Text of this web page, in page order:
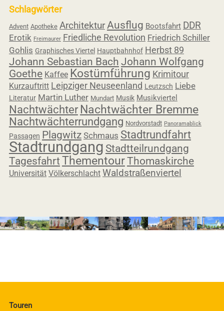
Schlagwörter
Advent Apotheke ArchitekturAusflug Bootsfahrt DDR
Erotik Freimaurer Friedliche Revolution Friedrich Schiller
Gohlis Graphisches Viertel Hauptbahnhof Herbst 89
Johann Sebastian Bach Johann Wolfgang
Goethe Kaffee Kostümführung Krimitour
Kurzauftritt Leipziger Neuseenland Leutzsch Liebe
Literatur Martin Luther Mundart Musik Musikviertel
Nachtwächter Nachtwächter Bremme
Nachtwächterrundgang Nordvorstadt Panoramablick
Passagen Plagwitz Schmaus Stadtrundfahrt
Stadtrundgang Stadtteilrundgang
Tagesfahrt ThementourThomaskirche
Universität Völkerschlacht Waldstraßenviertel
Touren